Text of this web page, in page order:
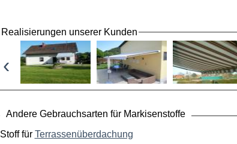
Realisierungen unserer Kunden
‹
Andere Gebrauchsarten für Markisenstoffe
Stoff für Terrassenüberdachung